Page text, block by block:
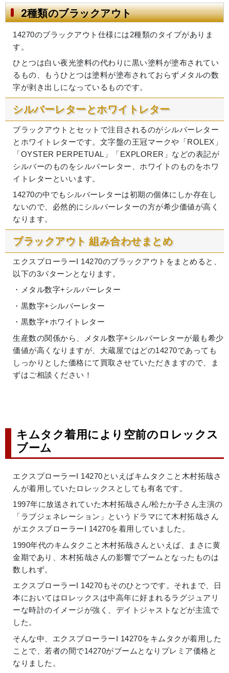
2種類のブラックアウト
14270のブラックアウト仕様には2種類のタイプがありま
す。
ひとつは白い夜光塗料の代わりに黒い塗料が塗布されてい
るもの、もうひとつは塗料が塗布されておらずメタルの数
字が剥き出しになっているものです。
シルバーレターとホワイトレター
ブラックアウトとセットで注目されるのがシルバーレター
とホワイトレターです。文字盤の王冠マークや「ROLEX」
「OYSTER PERPETUAL」「EXPLORER」などの表記が
シルバーのものをシルバーレター、ホワイトのものをホワ
イトレターといいます。
14270の中でもシルバーレターは初期の個体にしか存在し
ないので、必然的にシルバーレターの方が希少価値が高く
なります。
ブラックアウト 組み合わせまとめ
エクスプローラーI 14270のブラックアウトをまとめると、
以下の3パターンとなります。
・メタル数字+シルバーレター
・黒数字+シルバーレター
・黒数字+ホワイトレター
生産数の関係から、メタル数字+シルバーレターが最も希少
価値が高くなりますが、大蔵屋ではどの14270であっても
しっかりとした価格にて買取させていただきますので、ま
ずはご相談ください！
キムタク着用により空前のロレックス
ブーム
エクスプローラーI 14270といえばキムタクこと木村拓哉さ
んが着用していたロレックスとしても有名です。
1997年に放送されていた木村拓哉さん/松たか子さん主演の
「ラブジェネレーション」というドラマにて木村拓哉さん
がエクスプローラーI 14270を着用していました。
1990年代のキムタクこと木村拓哉さんといえば、まさに黄
金期であり、木村拓哉さんの影響でブームとなったものは
数しれず。
エクスプローラーI 14270もそのひとつです。それまで、日
本においてはロレックスは中高年に好まれるラグジュアリ
ーな時計のイメージが強く、デイトジャストなどが主流で
した。
そんな中、エクスプローラーI 14270をキムタクが着用した
ことで、若者の間で14270がブームとなりプレミア価格と
なりました。